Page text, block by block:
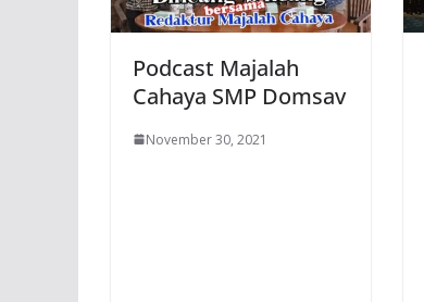
Podcast Majalah
Cahaya SMP Domsav
November 30, 2021